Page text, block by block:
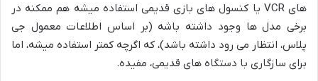
های VCR یا کنسول های بازی قدیمی استفاده میشه هم ممکنه در
برخی مدل ها وجود داشته باشه (بر اساس اطلاعات معمول جی
پلاس، انتظار می رود داشته باشد)، که اگرچه کمتر استفاده میشه، اما
برای سازگاری با دستگاه های قدیمی، مفیده.